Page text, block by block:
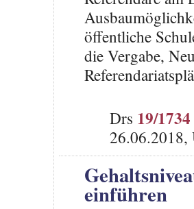
öffentliche
die Vergabe,
Drs 19/1734
26.06.2018,
einführen